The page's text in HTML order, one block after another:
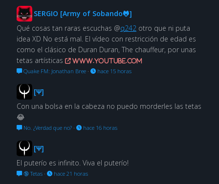
SERGIO [Army of Sobando🐸]
Qué cosas tan raras escuchas @q242 otro que ni puta
idea XD No está mal. El vídeo con restricción de edad es
como el clásico de Duran Duran, The chauffeur, por unas
tetas artísticas
www.youtube.com
Quake FM: Jonathan Bree· hace 15 horas
[Ψ]
Con una bolsa en la cabeza no puedo morderles las tetas
😂
No. ¿Verdad que no?· hace 16 horas
[Ψ]
El puterío es infinito. Viva el puterío!
🔞 Tetas· hace 21 horas